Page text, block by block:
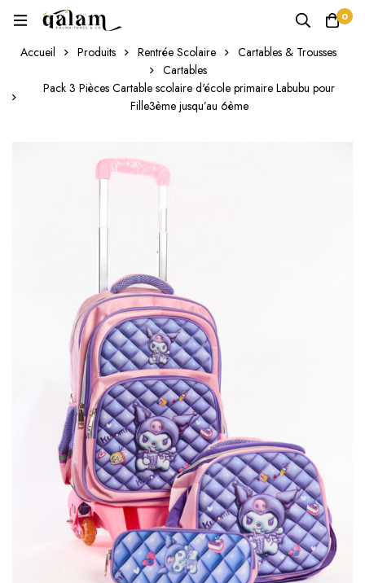
0
Accueil Produits Rentrée Scolaire
Cartables & Trousses
Cartables
Pack 3 Pièces Cartable scolaire d'école primaire Labubu pour
Fille3ème jusqu’au 6ème